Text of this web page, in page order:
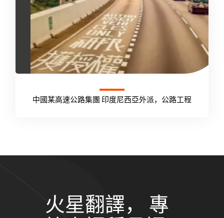
中國某高速公路集團 印度尼西亞外派，公路工程
火星翻譯， 專